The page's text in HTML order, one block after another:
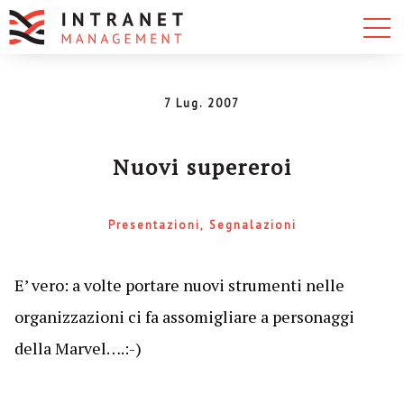
7 Lug. 2007
Nuovi supereroi
Presentazioni Segnalazioni
E’ vero: a volte portare nuovi strumenti nelle
organizzazioni ci fa assomigliare a personaggi
della Marvel….:-)